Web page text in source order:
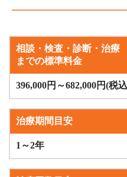
相談・検査・診断・治療
までの標準料金
396,000円～682,000円(税
治療期間目安
1～2年